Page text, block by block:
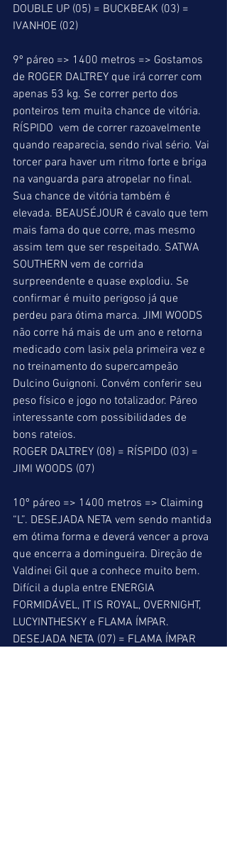
DOUBLE UP (05) = BUCKBEAK (03) =
IVANHOE (02)
9º páreo => 1400 metros => Gostamos
de ROGER DALTREY que irá correr com
apenas 53 kg. Se correr perto dos
ponteiros tem muita chance de vitória.
RÍSPIDO  vem de correr razoavelmente
quando reaparecia, sendo rival sério. Vai
torcer para haver um ritmo forte e briga
na vanguarda para atropelar no final.
Sua chance de vitória também é
elevada. BEAUSÉJOUR é cavalo que tem
mais fama do que corre, mas mesmo
assim tem que ser respeitado. SATWA
SOUTHERN vem de corrida
surpreendente e quase explodiu. Se
confirmar é muito perigoso já que
perdeu para ótima marca. JIMI WOODS
não corre há mais de um ano e retorna
medicado com lasix pela primeira vez e
no treinamento do supercampeão
Dulcino Guignoni. Convém conferir seu
peso físico e jogo no totalizador. Páreo
interessante com possibilidades de
bons rateios.
ROGER DALTREY (08) = RÍSPIDO (03) =
JIMI WOODS (07)
10º páreo => 1400 metros => Claiming
“L”. DESEJADA NETA vem sendo mantida
em ótima forma e deverá vencer a prova
que encerra a domingueira. Direção de
Valdinei Gil que a conhece muito bem.
Difícil a dupla entre ENERGIA
FORMIDÁVEL, IT IS ROYAL, OVERNIGHT,
LUCYINTHESKY e FLAMA ÍMPAR.
DESEJADA NETA (07) = FLAMA ÍMPAR